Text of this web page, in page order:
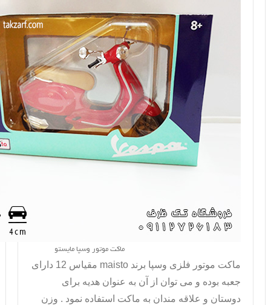
ماکت موتور وسپا مایستو
ماکت موتور فلزی وسپا برند maisto
مقیاس 12 دارای
جعبه بوده و می توان از آن به عنوان هدیه برای
دوستان و علاقه مندان به ماکت استفاده نمود . وزن